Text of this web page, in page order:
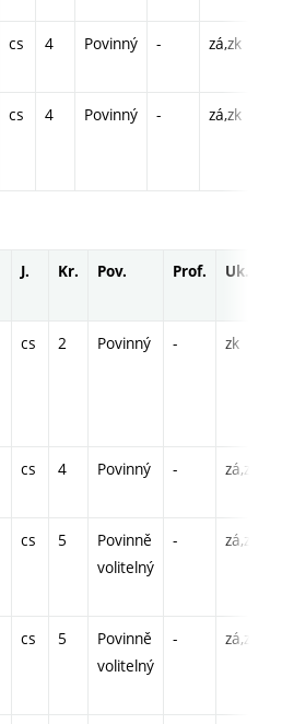
cs 4 Povinný - zá,zk
cs 4 Povinný - zá,zk
J. Kr. Pov. Prof. Uk.
cs 2 Povinný - zk
cs 4 Povinný - zá,zk
cs 5
Povinně
volitelný
- zá,zk
cs 5
Povinně
volitelný
- zá,zk